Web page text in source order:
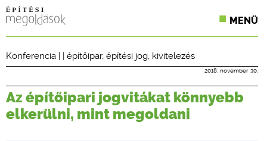
MENÜ
CPR TERMÉKKIÍRÁS
ÉPÍTÉSI JOG
Konferencia | | építőipar, építési jog, kivitelezés
2018. november 30.
Az építőipari jogvitákat könnyebb
elkerülni, mint megoldani